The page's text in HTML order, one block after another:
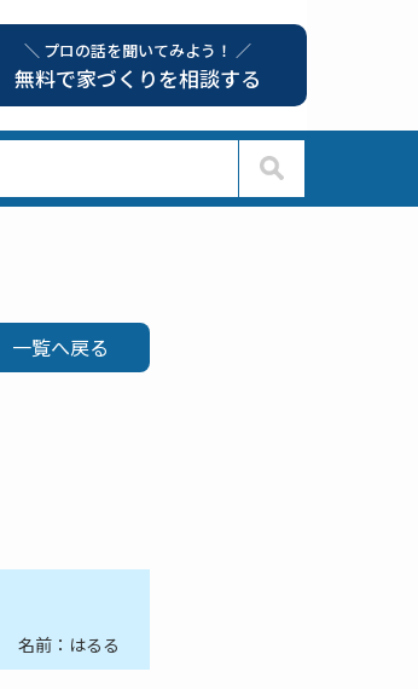
＼ プロの話を聞いてみよう！ ／
無料で家づくりを相談する
一覧へ戻る
名前：はるる